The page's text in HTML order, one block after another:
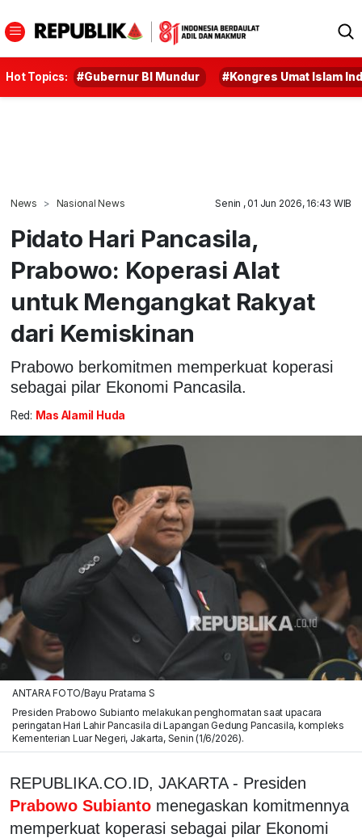
Hot Topics: #Gubernur BI Mundur #Kongres Umat Islam
News Nasional News Senin , 01 Jun 2026, 16:43 WIB
Pidato Hari Pancasila,
Prabowo: Koperasi Alat
untuk Mengangkat Rakyat
dari Kemiskinan
Prabowo berkomitmen memperkuat koperasi
sebagai pilar Ekonomi Pancasila.
Red: Mas Alamil Huda
ANTARA FOTO/Bayu Pratama S
Presiden Prabowo Subianto melakukan penghormatan saat upacara
peringatan Hari Lahir Pancasila di Lapangan Gedung Pancasila, kompleks
Kementerian Luar Negeri, Jakarta, Senin (1/6/2026).
REPUBLIKA.CO.ID, JAKARTA - Presiden
Prabowo Subianto menegaskan komitmennya
memperkuat koperasi sebagai pilar Ekonomi